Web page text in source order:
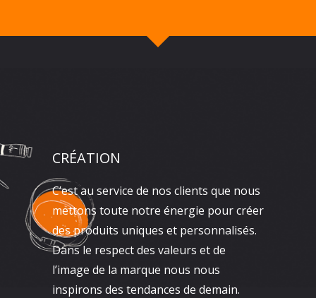
CRÉATION
C’est au service de nos clients que nous
mettons toute notre énergie pour créer
des produits uniques et personnalisés.
Dans le respect des valeurs et de
l’image de la marque nous nous
inspirons des tendances de demain.